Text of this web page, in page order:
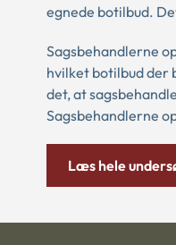
egnede botilbud.
Sagsbehandlerne
hvilket botilbud der
det, at
Sagsbehandlerne
Læs hele